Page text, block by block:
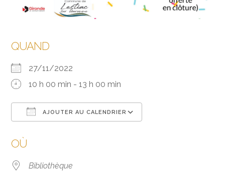
QUAND
27/11/2022
10 h 00 min - 13 h 00 min
AJOUTER AU CALENDRIER
OÙ
Bibliothèque